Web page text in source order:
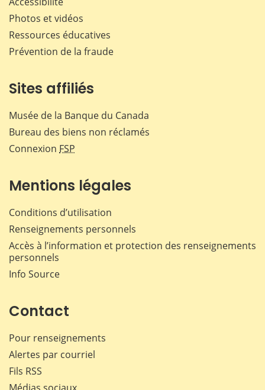
Photos et vidéos
Ressources éducatives
Prévention de la fraude
Sites affiliés
Musée de la Banque du Canada
Bureau des biens non réclamés
Connexion FSP
Mentions légales
Conditions d’utilisation
Renseignements personnels
Accès à l’information et protection des renseignements
personnels
Info Source
Contact
Pour renseignements
Alertes par courriel
Fils RSS